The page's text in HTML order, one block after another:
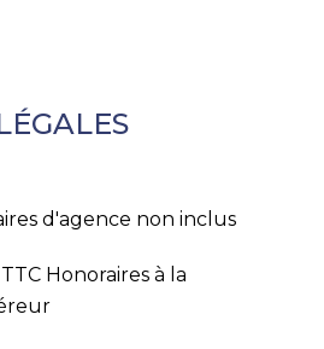
d'agence non inclus
Honoraires à la